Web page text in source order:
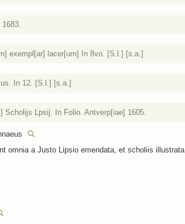
exempl[ar] lacer[um] In 8vo. [S.l.] [s.a.]
In 12. [S.l.] [s.a.]
Scholijs Lpsij. In Folio. Antverp[iae] 1605.
omnia a Justo Lipsio emendata, et scholiis illustrata